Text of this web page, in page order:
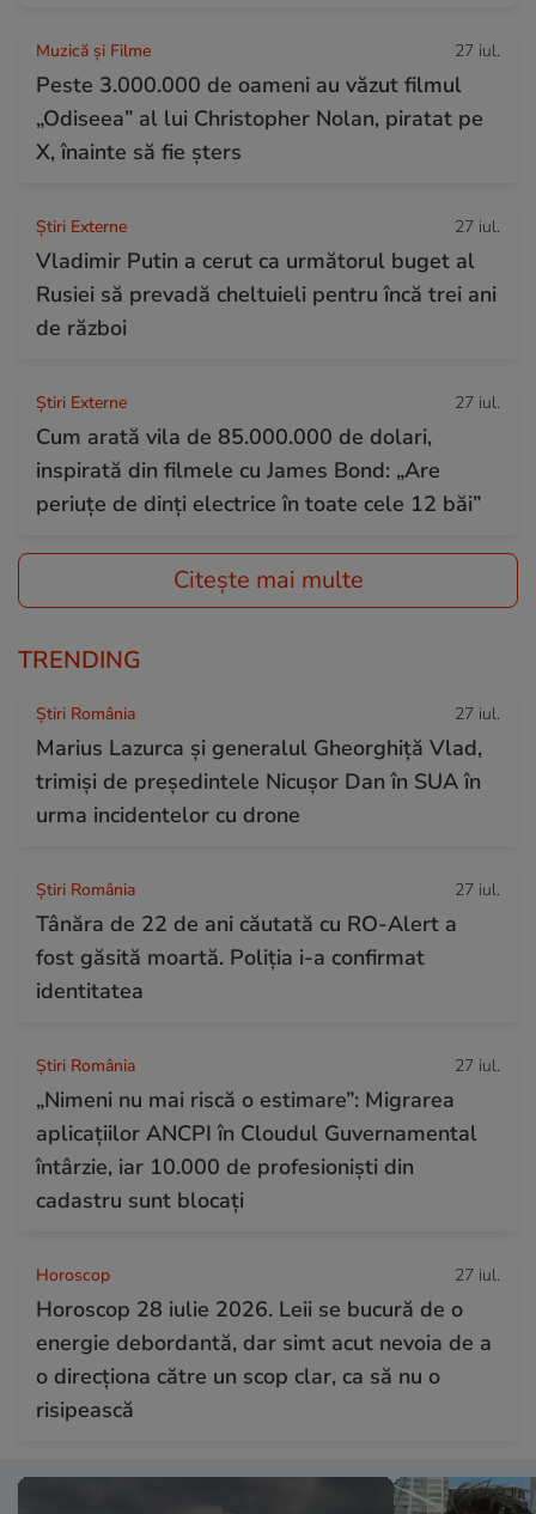
Muzică și Filme 27 iul.
Peste 3.000.000 de oameni au văzut filmul
„Odiseea” al lui Christopher Nolan, piratat pe
X, înainte să fie șters
Știri Externe 27 iul.
Vladimir Putin a cerut ca următorul buget al
Rusiei să prevadă cheltuieli pentru încă trei ani
de război
Știri Externe 27 iul.
Cum arată vila de 85.000.000 de dolari,
inspirată din filmele cu James Bond: „Are
periuțe de dinți electrice în toate cele 12 băi”
Citește mai multe
TRENDING
Știri România 27 iul.
Marius Lazurca și generalul Gheorghiță Vlad,
trimiși de președintele Nicușor Dan în SUA în
urma incidentelor cu drone
Știri România 27 iul.
Tânăra de 22 de ani căutată cu RO-Alert a
fost găsită moartă. Poliția i-a confirmat
identitatea
Știri România 27 iul.
„Nimeni nu mai riscă o estimare”: Migrarea
aplicațiilor ANCPI în Cloudul Guvernamental
întârzie, iar 10.000 de profesioniști din
cadastru sunt blocați
Horoscop 27 iul.
Horoscop 28 iulie 2026. Leii se bucură de o
energie debordantă, dar simt acut nevoia de a
o direcționa către un scop clar, ca să nu o
risipească